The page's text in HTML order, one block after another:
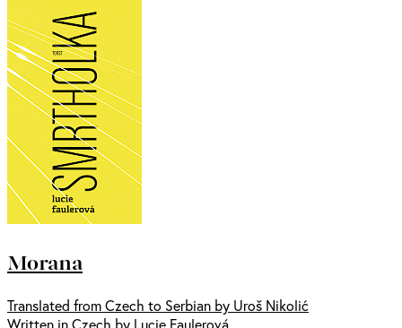
Morana
Translated from Czech to Serbian by Uroš Nikolić
Written in Czech by Lucie Faulerová